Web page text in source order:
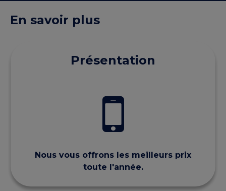
En savoir plus
Présentation
Nous vous offrons les meilleurs prix
toute l'année.